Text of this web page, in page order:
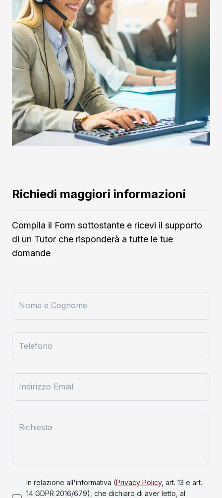
Richiedi maggiori informazioni
Compila il Form sottostante e ricevi il supporto
di un Tutor che risponderà a tutte le tue
domande
Nome e Cognome
Telefono
Indirizzo Email
Richiesta
In relazione all'informativa (Privacy Policy, art. 13 e art.
14 GDPR 2016/679), che dichiaro di aver letto, al